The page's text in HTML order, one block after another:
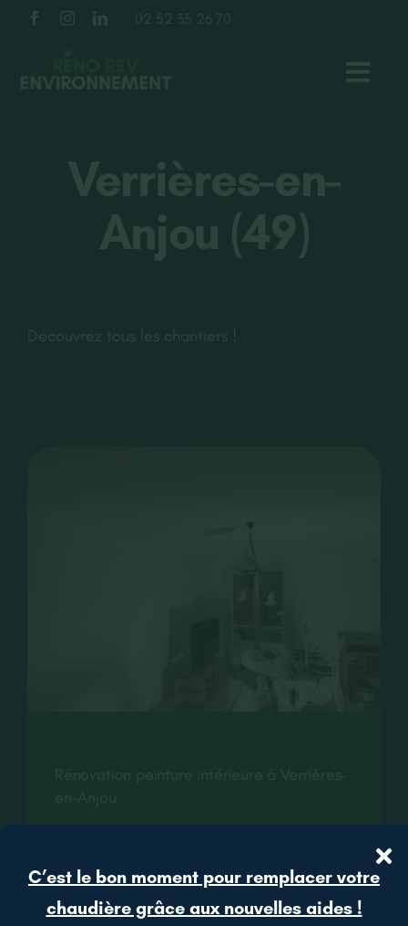
Passer
02 52 35 26 70
FAÇADEVerrières-en-
Anjou (49)
Découvrez tous les chantiers !
Rénovation peinture intérieure à Verrières-
en-Anjou
C’est le bon moment pour remplacer votre
chaudière grâce aux nouvelles aides !